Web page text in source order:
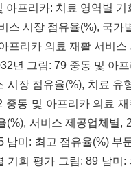
아프리카: 치료 영역별 기
스 시장 점유율(%), 국가
프리카 의료 재활 서비스
년 그림: 79 중동 및 아
시장 점유율(%), 치료 유
중동 및 아프리카 의료
(%), 서비스 제공업체별,
남미: 최고 점유율(%) 부
기회 평가 그림: 89 남미: